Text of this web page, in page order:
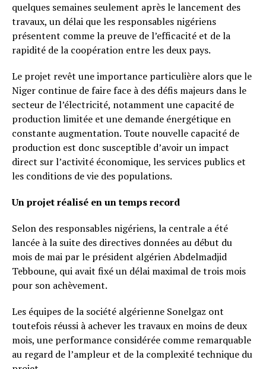
quelques semaines seulement après le lancement des
travaux, un délai que les responsables nigériens
présentent comme la preuve de l’efficacité et de la
rapidité de la coopération entre les deux pays.
Le projet revêt une importance particulière alors que le
Niger continue de faire face à des défis majeurs dans le
secteur de l’électricité, notamment une capacité de
production limitée et une demande énergétique en
constante augmentation. Toute nouvelle capacité de
production est donc susceptible d’avoir un impact
direct sur l’activité économique, les services publics et
les conditions de vie des populations.
Un projet réalisé en un temps record
Selon des responsables nigériens, la centrale a été
lancée à la suite des directives données au début du
mois de mai par le président algérien Abdelmadjid
Tebboune, qui avait fixé un délai maximal de trois mois
pour son achèvement.
Les équipes de la société algérienne Sonelgaz ont
toutefois réussi à achever les travaux en moins de deux
mois, une performance considérée comme remarquable
au regard de l’ampleur et de la complexité technique du